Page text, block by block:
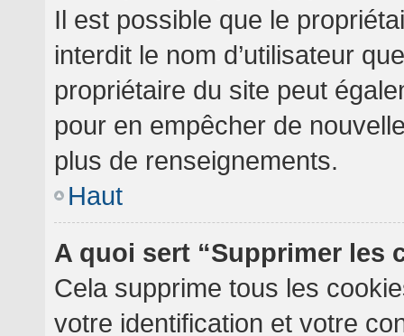
Il est possible que le
interdit le nom d’utilisateur
propriétaire du site peut
pour en empêcher de
plus de renseignements.
Haut
A quoi sert “Supprimer les
Cela supprime tous les
votre identification et votre